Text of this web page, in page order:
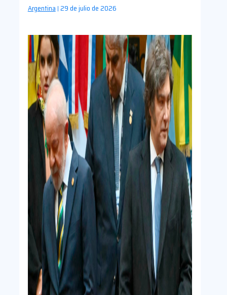
Argentina | 29 de julio de 2026